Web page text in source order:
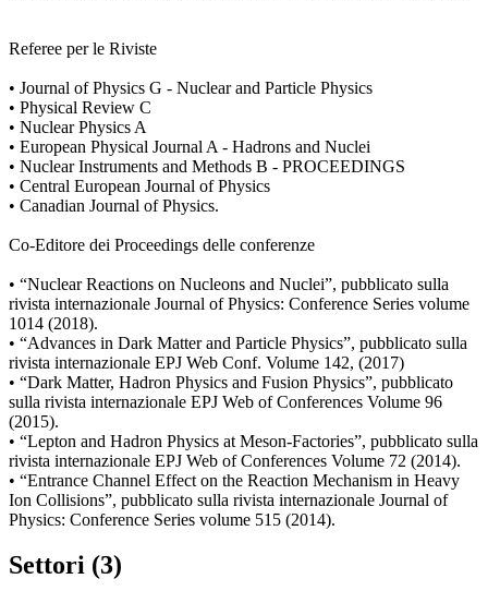
Referee per le Riviste
• Journal of Physics G - Nuclear and Particle Physics
• Physical Review C
• Nuclear Physics A
• European Physical Journal A - Hadrons and Nuclei
• Nuclear Instruments and Methods B - PROCEEDINGS
• Central European Journal of Physics
• Canadian Journal of Physics.
Co-Editore dei Proceedings delle conferenze
• “Nuclear Reactions on Nucleons and Nuclei”, pubblicato sulla
rivista internazionale Journal of Physics: Conference Series volume
1014 (2018).
• “Advances in Dark Matter and Particle Physics”, pubblicato sulla
rivista internazionale EPJ Web Conf. Volume 142, (2017)
• “Dark Matter, Hadron Physics and Fusion Physics”, pubblicato
sulla rivista internazionale EPJ Web of Conferences Volume 96
(2015).
• “Lepton and Hadron Physics at Meson-Factories”, pubblicato sulla
rivista internazionale EPJ Web of Conferences Volume 72 (2014).
• “Entrance Channel Effect on the Reaction Mechanism in Heavy
Ion Collisions”, pubblicato sulla rivista internazionale Journal of
Physics: Conference Series volume 515 (2014).
Settori (3)